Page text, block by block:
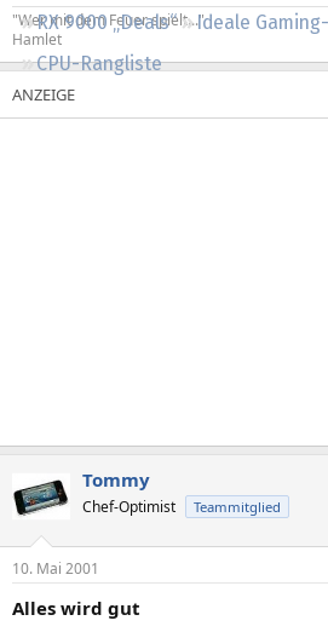
RX 9000 „Deals“
Ideale
CPU-Rangliste
"Wer mit dem Feuer spielt..."
Hamlet
Tommy
Chef-Optimist Teammitglied
10. Mai 2001
Alles wird gut